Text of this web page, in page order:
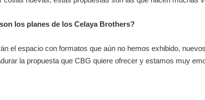
los planes de los Celaya Brothers?
el espacio con formatos que aún no hemos exhibido,
la propuesta que CBG quiere ofrecer y estamos muy